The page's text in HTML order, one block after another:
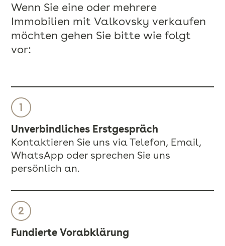
Wenn Sie eine oder mehrere
Immobilien mit Valkovsky verkaufen
möchten gehen Sie bitte wie folgt
vor:
Unverbindliches Erstgespräch
Kontaktieren Sie uns via Telefon, Email,
WhatsApp oder sprechen Sie uns
persönlich an.
Fundierte Vorabklärung